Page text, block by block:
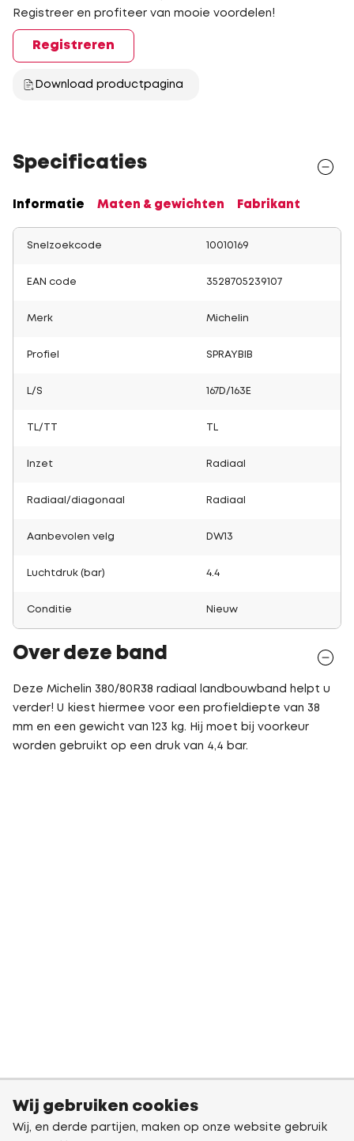
Registreer en profiteer van mooie voordelen!
Registreren
Download productpagina
Specificaties
Informatie Maten & gewichten Fabrikant
Snelzoekcode 10010169
EAN code 3528705239107
Merk Michelin
Profiel SPRAYBIB
L/S 167D/163E
TL/TT
Inzet Radiaal
Radiaal/diagonaal Radiaal
Aanbevolen velg DW13
Luchtdruk (bar) 4.4
Conditie Nieuw
Over deze band
Deze Michelin 380/80R38 radiaal landbouwband helpt u
verder! U kiest hiermee voor een profieldiepte van 38
mm en een gewicht van 123 kg. Hij moet bij voorkeur
worden gebruikt op een druk van 4,4 bar.
Wij gebruiken cookies
Wij, en derde partijen, maken op onze website gebruik